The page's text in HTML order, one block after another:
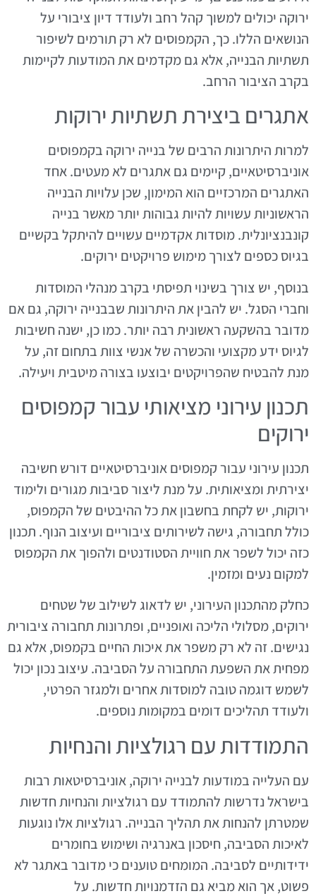
ירוקה יכולים למשוך קהל רחב ולעודד דיון ציבורי על
הנושאים הללו. כך, הקמפוסים לא רק תורמים לשיפור
תשתיות הבנייה, אלא גם מקדמים את המודעות לקיימות
בקרב הציבור הרחב.
אתגרים ביצירת תשתיות ירוקות
למרות היתרונות הרבים של בנייה ירוקה בקמפוסים
אוניברסיטאיים, קיימים גם אתגרים לא מעטים. אחד
האתגרים המרכזיים הוא המימון, שכן עלויות הבנייה
הראשוניות עשויות להיות גבוהות יותר מאשר בנייה
קונבנציונלית. מוסדות אקדמיים עשויים להיתקל בקשיים
בגיוס כספים לצורך מימוש פרויקטים ירוקים.
בנוסף, יש צורך בשינוי תפיסתי בקרב מנהלי המוסדות
וחברי הסגל. יש להבין את היתרונות שבבנייה ירוקה, גם אם
מדובר בהשקעה ראשונית רבה יותר. כמו כן, ישנה חשיבות
לגיוס ידע מקצועי והכשרה של אנשי צוות בתחום זה, על
מנת להבטיח שהפרויקטים יבוצעו בצורה מיטבית ויעילה.
תכנון עירוני מציאותי עבור קמפוסים
ירוקים
תכנון עירוני עבור קמפוסים אוניברסיטאיים דורש חשיבה
יצירתית ומציאותית. על מנת ליצור סביבות מגורים ולימוד
ירוקות, יש לקחת בחשבון את כל ההיבטים של הקמפוס,
כולל תחבורה, גישה לשירותים ציבוריים ועיצוב הנוף. תכנון
כזה יכול לשפר את חוויית הסטודנטים ולהפוך את הקמפוס
למקום נעים ומזמין.
כחלק מהתכנון העירוני, יש לדאוג לשילוב של שטחים
ירוקים, מסלולי הליכה ואופניים, ופתרונות תחבורה ציבורית
נגישים. זה לא רק משפר את איכות החיים בקמפוס, אלא גם
מפחית את השפעת התחבורה על הסביבה. עיצוב נכון יכול
לשמש דוגמה טובה למוסדות אחרים ולמגזר הפרטי,
ולעודד תהליכים דומים במקומות נוספים.
התמודדות עם רגולציות והנחיות
עם העלייה במודעות לבנייה ירוקה, אוניברסיטאות רבות
בישראל נדרשות להתמודד עם רגולציות והנחיות חדשות
שמטרתן להנחות את תהליך הבנייה. רגולציות אלו נוגעות
לאיכות הסביבה, חיסכון באנרגיה ושימוש בחומרים
ידידותיים לסביבה. המומחים טוענים כי מדובר באתגר לא
פשוט, אך הוא מביא גם הזדמנויות חדשות. על